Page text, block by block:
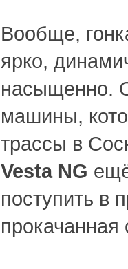
Вообще,
ярко,
насыщенно.
машины,
трассы в
Vesta NG
поступить в
прокачанная